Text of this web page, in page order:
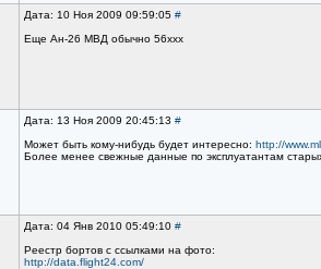
Дата: 10 Ноя 2009 09:59:05 #
Еще Ан-26 МВД обычно 56ххх
Дата: 13 Ноя 2009 20:45:13 #
Может быть кому-нибудь будет интересно: http://
Более менее свежные данные по эксплуатантам
Дата: 04 Янв 2010 05:49:10 #
Реестр бортов с ссылками на фото:
http://data.flight24.com/